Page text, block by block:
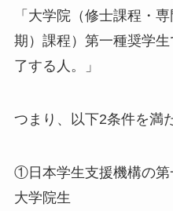
「大学院（修士課程・
期）課程）第一種奨学
了する人。」
つまり、以下2条件を満
①日本学生支援機構の第
大学院生